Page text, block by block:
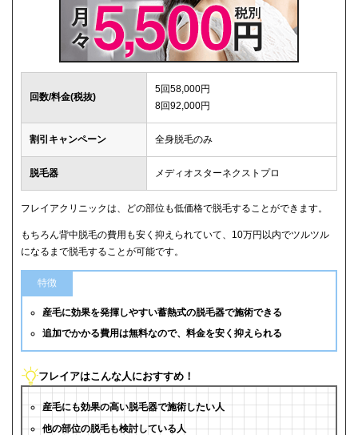
回数/料金(税抜)
5回58,000円
8回92,000円
割引キャンペーン 全身脱毛のみ
脱毛器 メディオスターネクストプロ
フレイアクリニックは、どの部位も低価格で脱毛することができます。
もちろん背中脱毛の費用も安く抑えられていて、10万円以内でツルツル
になるまで脱毛することが可能です。
特徴
産毛に効果を発揮しやすい蓄熱式の脱毛器で施術できる
追加でかかる費用は無料なので、料金を安く抑えられる
フレイアはこんな人におすすめ！
産毛にも効果の高い脱毛器で施術したい人
他の部位の脱毛も検討している人